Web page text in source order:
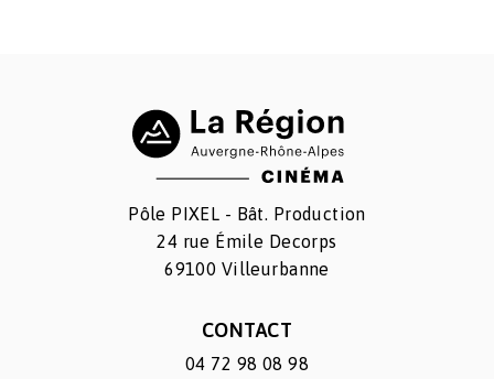
Pôle PIXEL - Bât. Production
24 rue Émile Decorps
69100 Villeurbanne
CONTACT
04 72 98 08 98